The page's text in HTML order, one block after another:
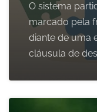
O sistema
marcado pela
diante de uma
cláusula de